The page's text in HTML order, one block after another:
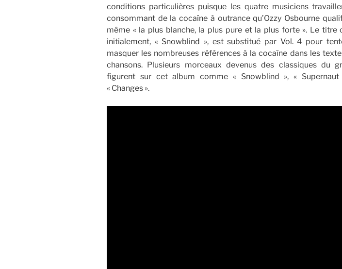
conditions particulières puisque les quatre musiciens
consommant de la cocaïne à outrance qu’Ozzy Osbourne
même « la plus blanche, la plus pure et la plus forte ». Le titre
initialement, « Snowblind », est substitué par Vol. 4 pour
masquer les nombreuses références à la cocaïne dans les
chansons. Plusieurs morceaux devenus des classiques du
figurent sur cet album comme « Snowblind », «
« Changes ».